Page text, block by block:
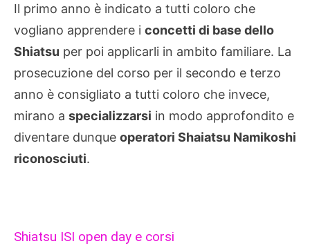
Il primo anno è indicato a tutti coloro che
vogliano apprendere i concetti di base dello
Shiatsu per poi applicarli in ambito familiare. La
prosecuzione del corso per il secondo e terzo
anno è consigliato a tutti coloro che invece,
mirano a specializzarsi in modo approfondito e
diventare dunque operatori Shaiatsu Namikoshi
riconosciuti.
Shiatsu ISI open day e corsi